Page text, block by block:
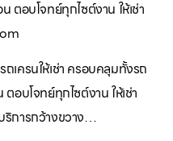
ตอบโจทย์ทุกไซต์งาน ให้เช่า
เครนให้เช่า ครอบคลุมทั้งรถ
ตอบโจทย์ทุกไซต์งาน ให้เช่า
ริการกว้างขวาง…